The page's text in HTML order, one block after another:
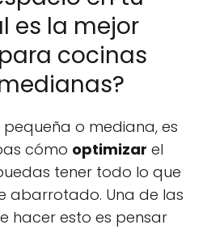
es la mejor
cocinas
pequeña o mediana, es
cómo optimizar el
tener todo lo que
abarrotado. Una de las
hacer esto es pensar